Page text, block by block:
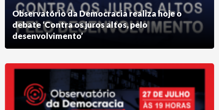
Observatório da Democracia realiza hoje o
debate ‘Contra os juros altos, pelo
desenvolvimento’